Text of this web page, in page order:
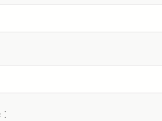
: